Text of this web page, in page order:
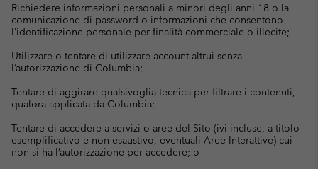
Richiedere informazioni personali a minori degli anni 18 o la
comunicazione di password o informazioni che consentono
l’identificazione personale per finalità commerciale o illecite;
Utilizzare o tentare di utilizzare account altrui senza
l’autorizzazione di Columbia;
Tentare di aggirare qualsivoglia tecnica per filtrare i contenuti,
qualora applicata da Columbia;
Tentare di accedere a servizi o aree del Sito (ivi incluse, a titolo
esemplificativo e non esaustivo, eventuali Aree Interattive) cui
non si ha l’autorizzazione per accedere; o